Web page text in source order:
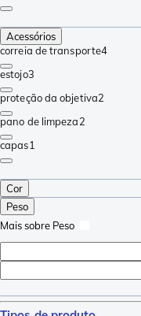
Acessórios
correia de transporte4
estojo3
proteção da objetiva2
pano de limpeza2
capas1
Cor
Peso
Mais sobre Peso